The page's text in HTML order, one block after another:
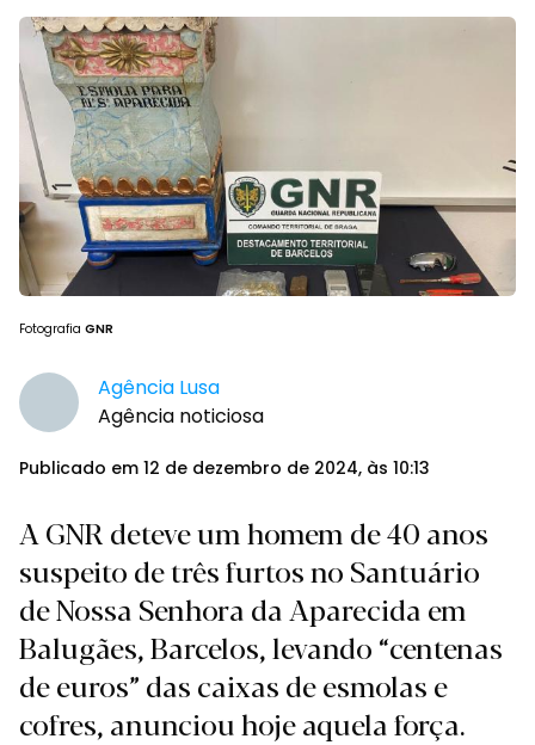
Fotografia GNR
Agência Lusa
Agência noticiosa
Publicado em 12 de dezembro de 2024, às 10:13
A GNR deteve um homem de 40 anos
suspeito de três furtos no Santuário
de Nossa Senhora da Aparecida em
Balugães, Barcelos, levando “centenas
de euros” das caixas de esmolas e
cofres, anunciou hoje aquela força.